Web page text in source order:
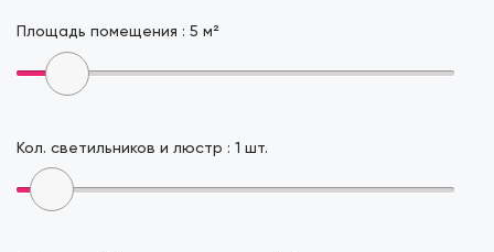
Площадь помещения : 5 м²
Кол. светильников и люстр : 1 шт.